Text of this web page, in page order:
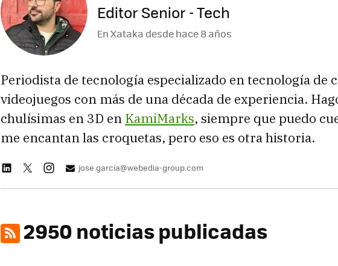
Editor Senior - Tech
En Xataka desdehace 8 años
Periodista de tecnología especializado en tecnología de
videojuegos con más de una década de experiencia.
chulísimas en 3D en KamiMarks, siempre que puedo
me encantan las croquetas, pero eso es otra historia.
jose.garcia@webedia-group.com
2950 noticias publicadas